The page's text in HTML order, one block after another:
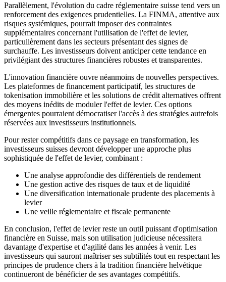
Parallèlement, l'évolution du cadre réglementaire suisse tend vers un
renforcement des exigences prudentielles. La FINMA, attentive aux
risques systémiques, pourrait imposer des contraintes
supplémentaires concernant l'utilisation de l'effet de levier,
particulièrement dans les secteurs présentant des signes de
surchauffe. Les investisseurs doivent anticiper cette tendance en
privilégiant des structures financières robustes et transparentes.
L'innovation financière ouvre néanmoins de nouvelles perspectives.
Les plateformes de financement participatif, les structures de
tokenisation immobilière et les solutions de crédit alternatives offrent
des moyens inédits de moduler l'effet de levier. Ces options
émergentes pourraient démocratiser l'accès à des stratégies autrefois
réservées aux investisseurs institutionnels.
Pour rester compétitifs dans ce paysage en transformation, les
investisseurs suisses devront développer une approche plus
sophistiquée de l'effet de levier, combinant :
Une analyse approfondie des différentiels de rendement
Une gestion active des risques de taux et de liquidité
Une diversification internationale prudente des placements à
levier
Une veille réglementaire et fiscale permanente
En conclusion, l'effet de levier reste un outil puissant d'optimisation
financière en Suisse, mais son utilisation judicieuse nécessitera
davantage d'expertise et d'agilité dans les années à venir. Les
investisseurs qui sauront maîtriser ses subtilités tout en respectant les
principes de prudence chers à la tradition financière helvétique
continueront de bénéficier de ses avantages compétitifs.